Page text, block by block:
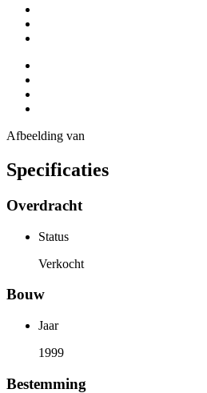
Afbeelding van
Specificaties
Overdracht
Status
Verkocht
Bouw
Jaar
1999
Bestemming